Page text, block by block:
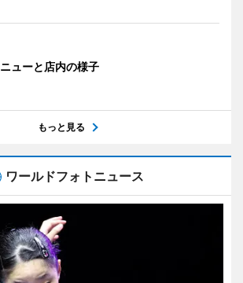
ューと店内の様子
もっと見る
ワールドフォトニュース